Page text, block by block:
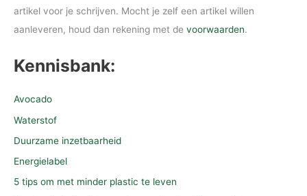
artikel voor je schrijven. Mocht je zelf een artikel willen
aanleveren, houd dan rekening met de voorwaarden.
Kennisbank:
Avocado
Waterstof
Duurzame inzetbaarheid
Energielabel
5 tips om met minder plastic te leven